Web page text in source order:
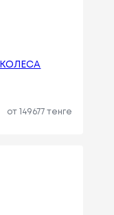
от 149677 тенге